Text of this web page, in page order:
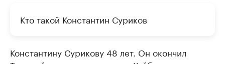
Кто такой Константин Суриков
Константину Сурикову 48 лет. Он окончил